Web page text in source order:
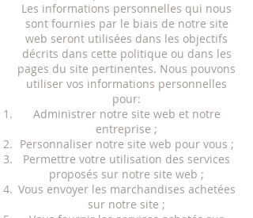
Les informations personnelles qui nous
sont fournies par le biais de notre site
web seront utilisées dans les objectifs
décrits dans cette politique ou dans les
pages du site pertinentes. Nous pouvons
utiliser vos informations personnelles
pour:
Administrer notre site web et notre
entreprise ;
Personnaliser notre site web pour vous ;
Permettre votre utilisation des services
proposés sur notre site web ;
Vous envoyer les marchandises achetées
sur notre site ;